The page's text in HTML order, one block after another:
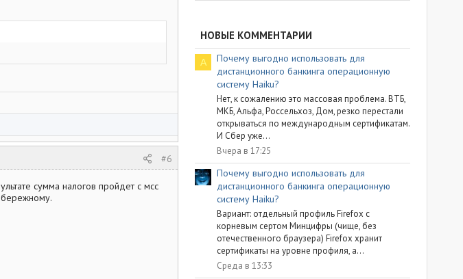
#6
сумма налогов пройдет с мсс
НОВЫЕ КОММЕНТАРИИ
A
Почему выгодно использовать для
дистанционного банкинга операционную
систему Haiku?
Нет, к сожалению это массовая проблема. ВТБ,
МКБ, Альфа, Россельхоз, Дом, резко перестали
открываться по международным сертификатам.
И Сбер уже...
Вчера в 17:25
Почему выгодно использовать для
дистанционного банкинга операционную
систему Haiku?
Вариант: отдельный профиль Firefox с
корневым сертом Минцифры (чище, без
отечественного браузера) Firefox хранит
сертификаты на уровне профиля, а...
Среда в 13:33